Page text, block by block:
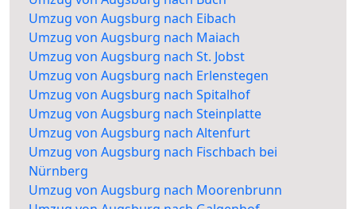
Umzug von Augsburg nach Eibach
Umzug von Augsburg nach Maiach
Umzug von Augsburg nach St. Jobst
Umzug von Augsburg nach Erlenstegen
Umzug von Augsburg nach Spitalhof
Umzug von Augsburg nach Steinplatte
Umzug von Augsburg nach Altenfurt
Umzug von Augsburg nach Fischbach bei
Nürnberg
Umzug von Augsburg nach Moorenbrunn